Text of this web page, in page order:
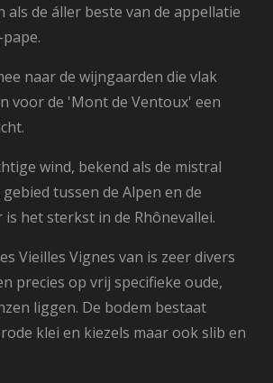
als de áller beste van de appellatie
naar de wijngaarden die vlak
voor de 'Mont de Ventoux' een
wind, bekend als de mistral
tussen de Alpen en de
is het sterkst in de Rhônevallei.
Vieilles Vignes van is zeer divers
precies op vrij specifieke oude,
liggen. De bodem bestaat
klei en kiezels maar ook slib en